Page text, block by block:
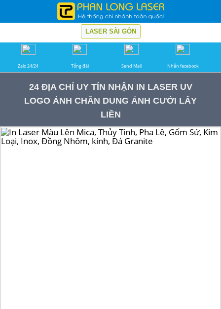
LASER SÀI GÒN
Zalo 24/24 Tổng đài Send Mail Nhắn facebook
24 ĐỊA CHỈ UY TÍN NHẬN IN LASER UV
LOGO ẢNH CHÂN DUNG ẢNH CƯỚI LẤY
LIỀN